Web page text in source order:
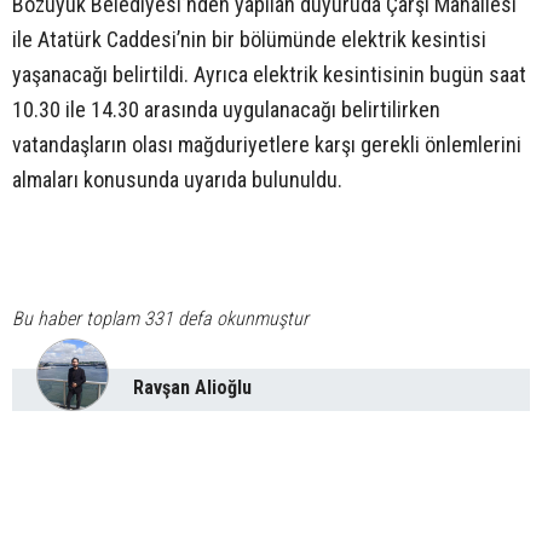
ile Atatürk Caddesi’nin bir bölümünde elektrik kesintisi
yaşanacağı belirtildi. Ayrıca elektrik kesintisinin bugün saat
10.30 ile 14.30 arasında uygulanacağı belirtilirken
vatandaşların olası mağduriyetlere karşı gerekli önlemlerini
almaları konusunda uyarıda bulunuldu.
Bu haber toplam 331 defa okunmuştur
Ravşan Alioğlu